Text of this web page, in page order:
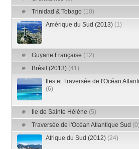
Trinidad & Tobago (10)
Amérique du Sud (2013) (1)
Guyane Française (12)
Brésil (2013) (41)
Iles et Traversée de l'Océan
(6)
Ile de Sainte Hélène (5)
Traversée de l'Océan Atlantique Sud (0)
Afrique du Sud (2012) (24)